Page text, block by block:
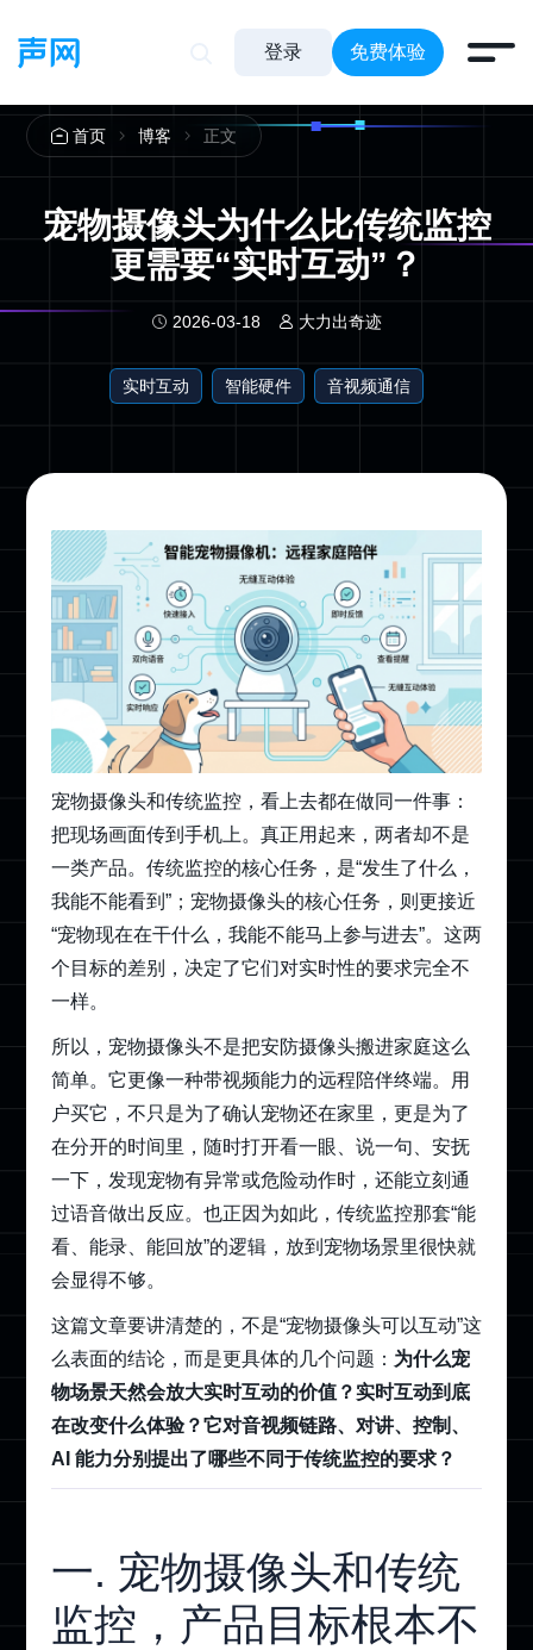
登录 免费体验
首页 博客 正文
宠物摄像头为什么比传统监控
更需要“实时互动”？
2026-03-18 大力出奇迹
实时互动 智能硬件 音视频通信
宠物摄像头和传统监控，看上去都在做同一件事：
把现场画面传到手机上。真正用起来，两者却不是
一类产品。传统监控的核心任务，是“发生了什么，
我能不能看到”；宠物摄像头的核心任务，则更接近
“宠物现在在干什么，我能不能马上参与进去”。这两
个目标的差别，决定了它们对实时性的要求完全不
一样。
所以，宠物摄像头不是把安防摄像头搬进家庭这么
简单。它更像一种带视频能力的远程陪伴终端。用
户买它，不只是为了确认宠物还在家里，更是为了
在分开的时间里，随时打开看一眼、说一句、安抚
一下，发现宠物有异常或危险动作时，还能立刻通
过语音做出反应。也正因为如此，传统监控那套“能
看、能录、能回放”的逻辑，放到宠物场景里很快就
会显得不够。
这篇文章要讲清楚的，不是“宠物摄像头可以互动”这
么表面的结论，而是更具体的几个问题： 为什么宠
物场景天然会放大实时互动的价值？实时互动到底
在改变什么体验？它对音视频链路、对讲、控制、
AI 能力分别提出了哪些不同于传统监控的要求？
一. 宠物摄像头和传统
监控，产品目标根本不